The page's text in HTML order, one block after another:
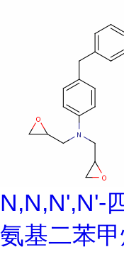
N,N,N',N'-
氨基二苯